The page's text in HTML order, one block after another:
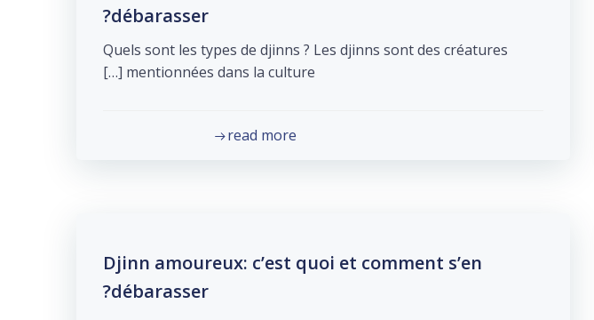
débarasser?
Quels sont les types de djinns ? Les djinns sont des créatures
mentionnées dans la culture […]
read more
Djinn amoureux: c’est quoi et comment s’en
débarasser?